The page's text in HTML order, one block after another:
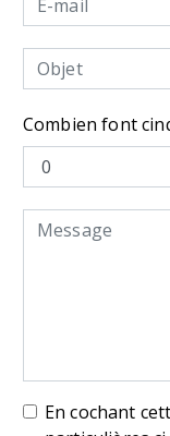
Combien font
En cochant